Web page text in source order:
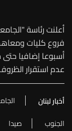
أعلنت رئاسة
فروع كليات
عدم استقرار
أخبار لبنان
الجنوب
صيدا